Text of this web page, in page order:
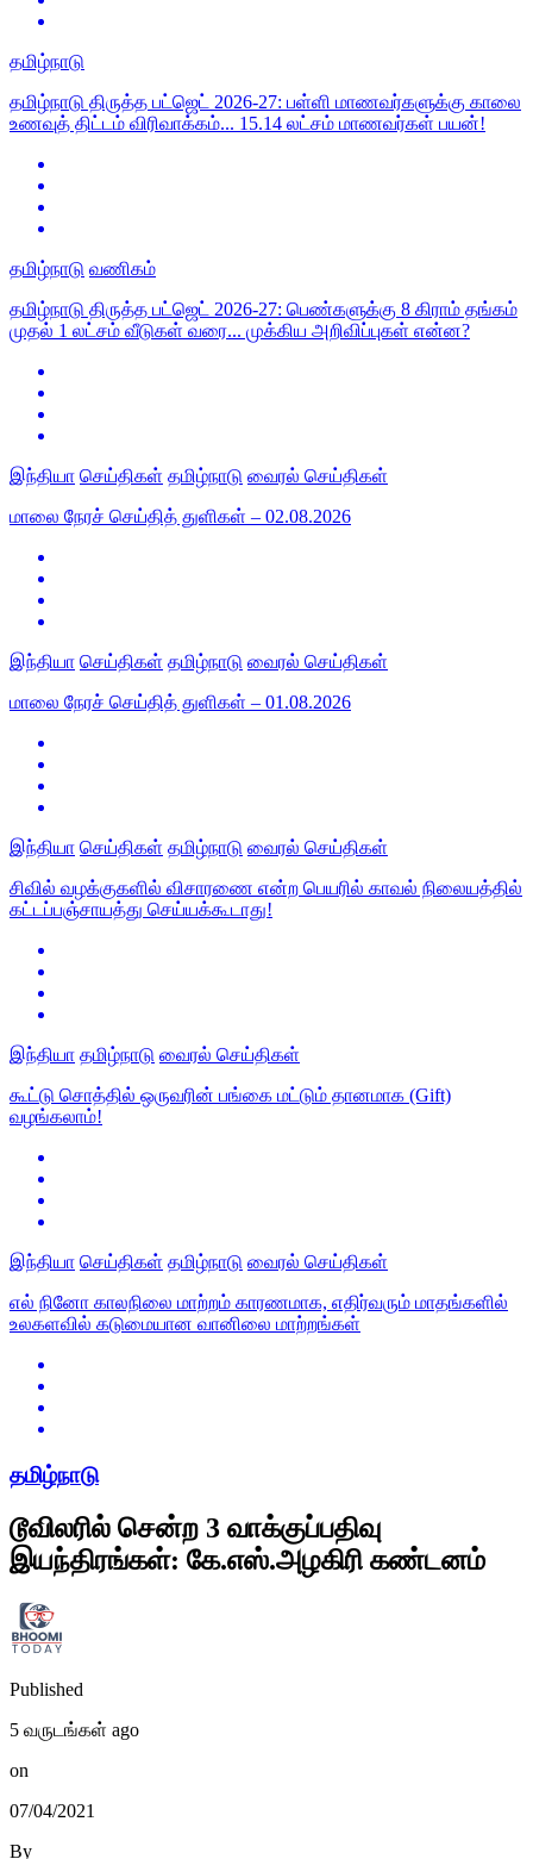
தமிழ்நாடு
தமிழ்நாடு திருத்த பட்ஜெட் 2026-27: பள்ளி மாணவர்களுக்கு காலை
உணவுத் திட்டம் விரிவாக்கம்... 15.14 லட்சம் மாணவர்கள் பயன்!
தமிழ்நாடு வணிகம்
தமிழ்நாடு திருத்த பட்ஜெட் 2026-27: பெண்களுக்கு 8 கிராம் தங்கம்
முதல் 1 லட்சம் வீடுகள் வரை... முக்கிய அறிவிப்புகள் என்ன?
இந்தியா செய்திகள் தமிழ்நாடு வைரல் செய்திகள்
மாலை நேரச் செய்தித் துளிகள் – 02.08.2026
இந்தியா செய்திகள் தமிழ்நாடு வைரல் செய்திகள்
மாலை நேரச் செய்தித் துளிகள் – 01.08.2026
இந்தியா செய்திகள் தமிழ்நாடு வைரல் செய்திகள்
சிவில் வழக்குகளில் விசாரணை என்ற பெயரில் காவல் நிலையத்தில்
கட்டப்பஞ்சாயத்து செய்யக்கூடாது!
இந்தியா தமிழ்நாடு வைரல் செய்திகள்
கூட்டு சொத்தில் ஒருவரின் பங்கை மட்டும் தானமாக (Gift)
வழங்கலாம்!
இந்தியா செய்திகள் தமிழ்நாடு வைரல் செய்திகள்
எல் நினோ காலநிலை மாற்றம் காரணமாக, எதிர்வரும் மாதங்களில்
உலகளவில் கடுமையான வானிலை மாற்றங்கள்
தமிழ்நாடு
டூவிலரில் சென்ற 3 வாக்குப்பதிவு
இயந்திரங்கள்: கே.எஸ்.அழகிரி கண்டனம்
Published
5 வருடங்கள் ago
on
07/04/2021
By